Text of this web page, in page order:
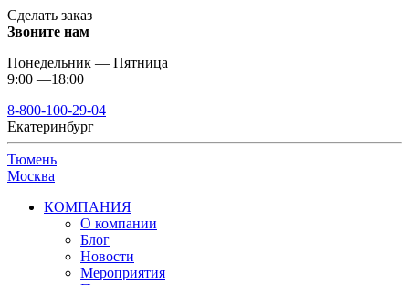
Сделать заказ
Звоните нам
Понедельник — Пятница
9:00 —18:00
8-800-100-29-04
Екатеринбург
Тюмень
Москва
КОМПАНИЯ
О компании
Блог
Новости
Мероприятия